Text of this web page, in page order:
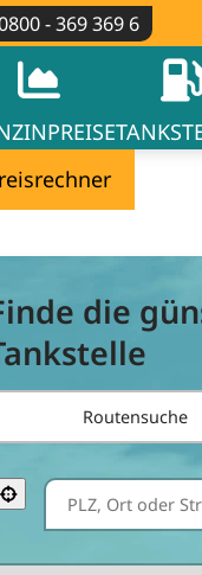
- 369 369 6
die
Routensuche